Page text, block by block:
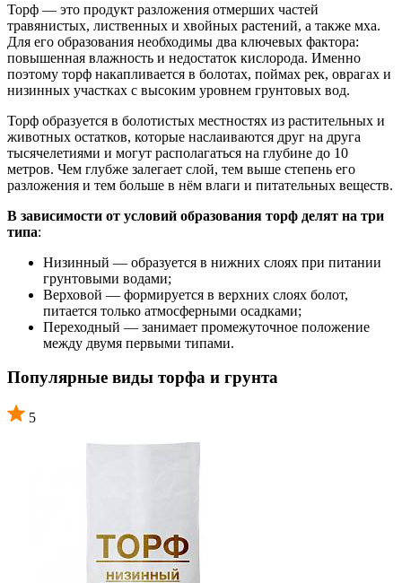
Торф — это продукт разложения отмерших частей
травянистых, лиственных и хвойных растений, а также мха.
Для его образования необходимы два ключевых фактора:
повышенная влажность и недостаток кислорода. Именно
поэтому торф накапливается в болотах, поймах рек, оврагах и
низинных участках с высоким уровнем грунтовых вод.
Торф образуется в болотистых местностях из растительных и
животных остатков, которые наслаиваются друг на друга
тысячелетиями и могут располагаться на глубине до 10
метров. Чем глубже залегает слой, тем выше степень его
разложения и тем больше в нём влаги и питательных веществ.
В зависимости от условий образования торф делят на три
типа:
Низинный — образуется в нижних слоях при питании
грунтовыми водами;
Верховой — формируется в верхних слоях болот,
питается только атмосферными осадками;
Переходный — занимает промежуточное положение
между двумя первыми типами.
Популярные виды торфа и грунта
5